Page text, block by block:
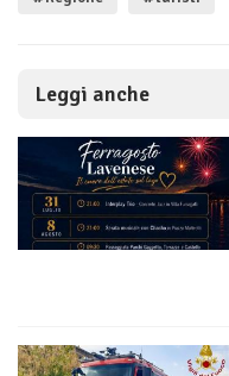
Leggi anche